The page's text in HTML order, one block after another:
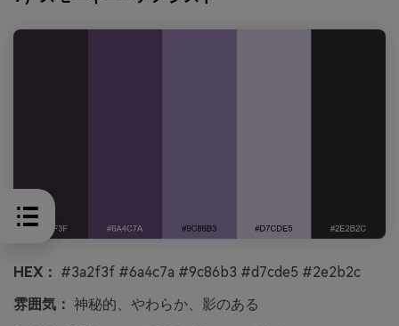
HEX： #3a2f3f #6a4c7a #9c86b3 #d7cde5 #2e2b2c
雰囲気： 神秘的、やわらか、影のある